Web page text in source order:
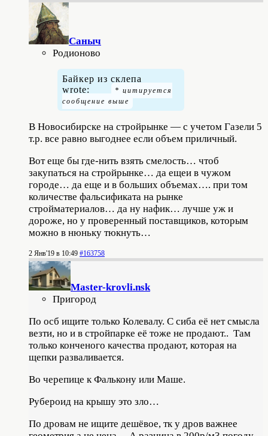
Саныч
Родионово
Байкер из склепа
wrote:
В Новосибирске на стройрынке — с учетом Газели 5
т.р. все равно выгоднее если объем приличный.
Вот еще бы где-нить взять смелость… чтоб
закупаться на стройрынке… да ещеи в чужом
городе… да еще и в больших объемах…. при том
количестве фальсификата на рынке
стройматериалов… да ну нафик… лучше уж и
дороже, но у проверенный поставщиков, которым
можно в нюньку тюкнуть…
2 Янв'19 в 10:49 #163758
Master-krovli.nsk
Пригород
По осб ищите только Колевалу. С сиба её нет смысла
везти, но и в стройпарке её тоже не продают.. Там
только конченого качества продают, которая на
щепки разваливается.
Во черепице к Фалькону или Маше.
Рубероид на крышу это зло…
По дровам не ищите дешёвое, тк у дров важнее